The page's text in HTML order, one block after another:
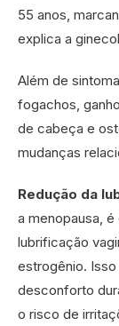
55 anos,
explica a
Além de
fogachos,
de cabeça e
mudanças
Redução da
a menopausa,
lubrificação
estrogênio.
desconforto
o risco de